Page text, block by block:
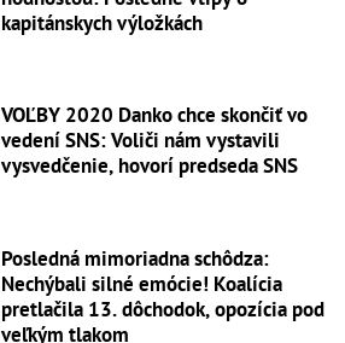
kapitánskych výložkách
VOĽBY 2020 Danko chce skončiť vo
vedení SNS: Voliči nám vystavili
vysvedčenie, hovorí predseda SNS
Posledná mimoriadna schôdza:
Nechýbali silné emócie! Koalícia
pretlačila 13. dôchodok, opozícia pod
veľkým tlakom